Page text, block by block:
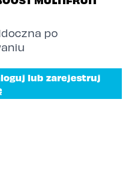
po
lub zarejestruj